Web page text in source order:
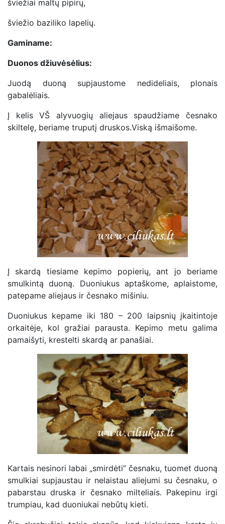
šviežiai maltų pipirų,
šviežio baziliko lapelių.
Gaminame:
Duonos džiuvėsėlius:
Juodą duoną supjaustome nedideliais, plonais
gabalėliais.
Į kelis VŠ alyvuogių aliejaus spaudžiame česnako
skiltelę, beriame truputį druskos.Viską išmaišome.
Į skardą tiesiame kepimo popierių, ant jo beriame
smulkintą duoną. Duoniukus aptaškome, aplaistome,
patepame aliejaus ir česnako mišiniu.
Duoniukus kepame iki 180 – 200 laipsnių įkaitintoje
orkaitėje, kol gražiai parausta. Kepimo metu galima
pamaišyti, krestelti skardą ar panašiai.
Kartais nesinori labai „smirdėti” česnaku, tuomet duoną
smulkiai supjaustau ir nelaistau aliejumi su česnaku, o
pabarstau druska ir česnako milteliais. Pakepinu irgi
trumpiau, kad duoniukai nebūtų kieti.